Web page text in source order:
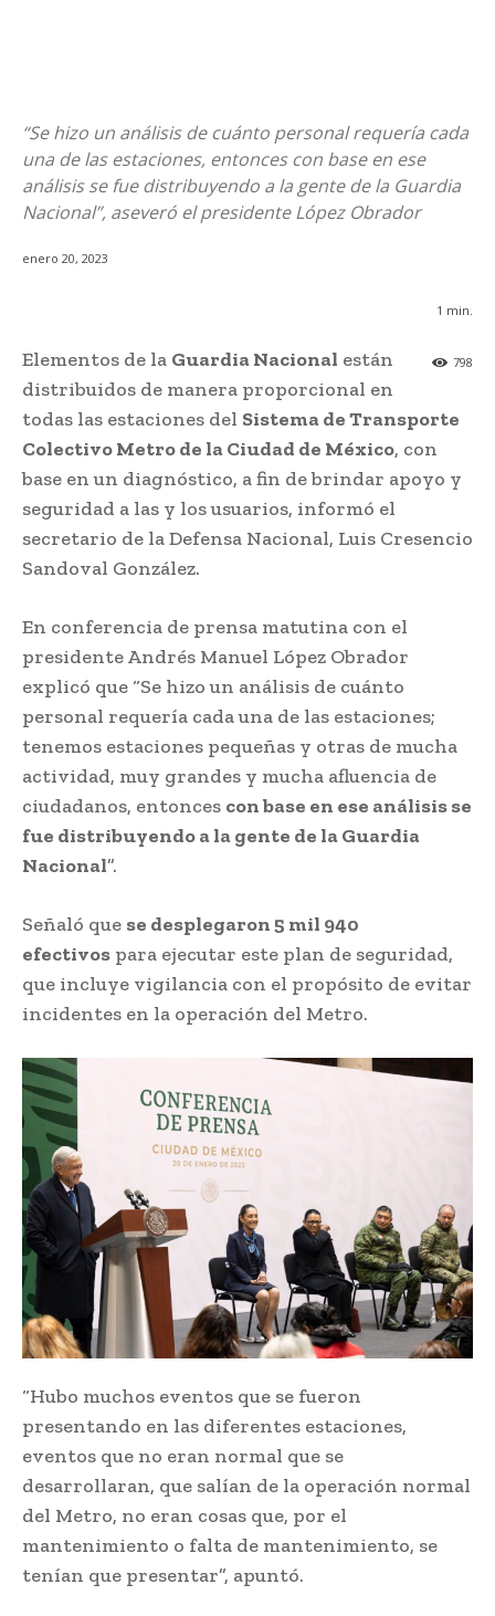
“Se hizo un análisis de cuánto personal requería cada
una de las estaciones, entonces con base en ese
análisis se fue distribuyendo a la gente de la Guardia
Nacional”, aseveró el presidente López Obrador
enero 20, 2023
1 min.
798
Elementos de la Guardia Nacional están
distribuidos de manera proporcional en
todas las estaciones del Sistema de Transporte
Colectivo Metro de la Ciudad de México, con
base en un diagnóstico, a fin de brindar apoyo y
seguridad a las y los usuarios, informó el
secretario de la Defensa Nacional, Luis Cresencio
Sandoval González.
En conferencia de prensa matutina con el
presidente Andrés Manuel López Obrador
explicó que “Se hizo un análisis de cuánto
personal requería cada una de las estaciones;
tenemos estaciones pequeñas y otras de mucha
actividad, muy grandes y mucha afluencia de
ciudadanos, entonces con base en ese análisis se
fue distribuyendo a la gente de la Guardia
Nacional”.
Señaló que se desplegaron 5 mil 940
efectivos para ejecutar este plan de seguridad,
que incluye vigilancia con el propósito de evitar
incidentes en la operación del Metro.
“Hubo muchos eventos que se fueron
presentando en las diferentes estaciones,
eventos que no eran normal que se
desarrollaran, que salían de la operación normal
del Metro, no eran cosas que, por el
mantenimiento o falta de mantenimiento, se
tenían que presentar”, apuntó.